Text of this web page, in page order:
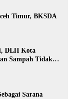
Timur, BKSDA
DLH Kota
Sampah Tidak
Sarana